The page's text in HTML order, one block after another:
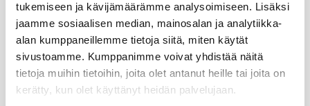
tukemiseen ja kävijämäärämme analysoimiseen. Lisäksi
jaamme sosiaalisen median, mainosalan ja analytiikka-
alan kumppaneillemme tietoja siitä, miten käytät
sivustoamme. Kumppanimme voivat yhdistää näitä
tietoja muihin tietoihin, joita olet antanut heille tai joita on
kerätty, kun olet käyttänyt heidän palvelujaan.